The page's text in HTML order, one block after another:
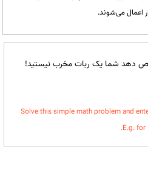
اعمال می‌شوند.
دهد شما یک ربات مخرب نیستید!
Solve this simple math problem and
E.g. for